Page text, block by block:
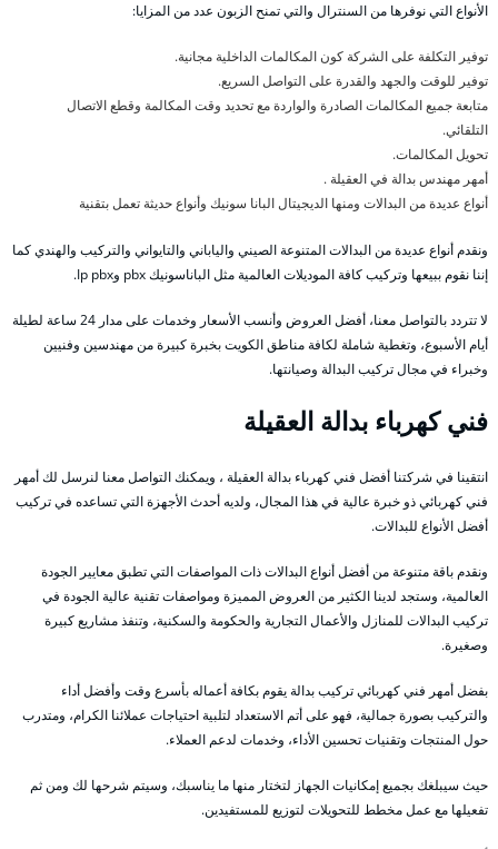
الأنواع التي نوفرها من السنترال والتي تمنح الزبون عدد من المزايا:
توفير التكلفة على الشركة كون المكالمات الداخلية مجانية.
توفير للوقت والجهد والقدرة على التواصل السريع.
متابعة جميع المكالمات الصادرة والواردة مع تحديد وقت المكالمة وقطع الاتصال
التلقائي.
تحويل المكالمات.
أمهر مهندس بدالة في العقيلة .
أنواع عديدة من البدالات ومنها الديجيتال البانا سونيك وأنواع حديثة تعمل بتقنية
ونقدم أنواع عديدة من البدالات المتنوعة الصيني والياباني والتايواني والتركيب والهندي كما
إننا نقوم ببيعها وتركيب كافة الموديلات العالمية مثل الباناسونيك pbx وIp pbx.
لا تتردد بالتواصل معنا، أفضل العروض وأنسب الأسعار وخدمات على مدار 24 ساعة لطيلة
أيام الأسبوع، وتغطية شاملة لكافة مناطق الكويت بخبرة كبيرة من مهندسين وفنيين
وخبراء في مجال تركيب البدالة وصيانتها.
فني كهرباء بدالة العقيلة
انتقينا في شركتنا أفضل فني كهرباء بدالة العقيلة ، ويمكنك التواصل معنا لنرسل لك أمهر
فني كهربائي ذو خبرة عالية في هذا المجال، ولديه أحدث الأجهزة التي تساعده في تركيب
أفضل الأنواع للبدالات.
ونقدم باقة متنوعة من أفضل أنواع البدالات ذات المواصفات التي تطبق معايير الجودة
العالمية، وستجد لدينا الكثير من العروض المميزة ومواصفات تقنية عالية الجودة في
تركيب البدالات للمنازل والأعمال التجارية والحكومة والسكنية، وتنفذ مشاريع كبيرة
وصغيرة.
بفضل أمهر فني كهربائي تركيب بدالة يقوم بكافة أعماله بأسرع وقت وأفضل أداء
والتركيب بصورة جمالية، فهو على أتم الاستعداد لتلبية احتياجات عملائنا الكرام، ومتدرب
حول المنتجات وتقنيات تحسين الأداء، وخدمات لدعم العملاء.
حيث سيبلغك بجميع إمكانيات الجهاز لتختار منها ما يناسبك، وسيتم شرحها لك ومن ثم
تفعيلها مع عمل مخطط للتحويلات لتوزيع للمستفيدين.